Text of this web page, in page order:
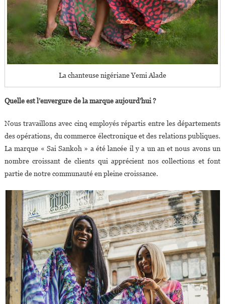
La chanteuse nigériane Yemi Alade
Quelle est l’envergure de la marque aujourd’hui ?
Nous travaillons avec cinq employés répartis entre les départements
des opérations, du commerce électronique et des relations publiques.
La marque « Sai Sankoh » a été lancée il y a un an et nous avons un
nombre croissant de clients qui apprécient nos collections et font
partie de notre communauté en pleine croissance.